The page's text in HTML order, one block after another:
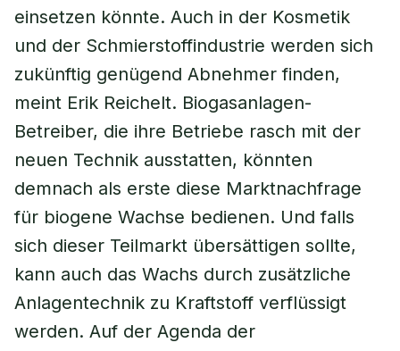
einsetzen könnte. Auch in der Kosmetik
und der Schmierstoffindustrie werden sich
zukünftig genügend Abnehmer finden,
meint Erik Reichelt. Biogasanlagen-
Betreiber, die ihre Betriebe rasch mit der
neuen Technik ausstatten, könnten
demnach als erste diese Marktnachfrage
für biogene Wachse bedienen. Und falls
sich dieser Teilmarkt übersättigen sollte,
kann auch das Wachs durch zusätzliche
Anlagentechnik zu Kraftstoff verflüssigt
werden. Auf der Agenda der